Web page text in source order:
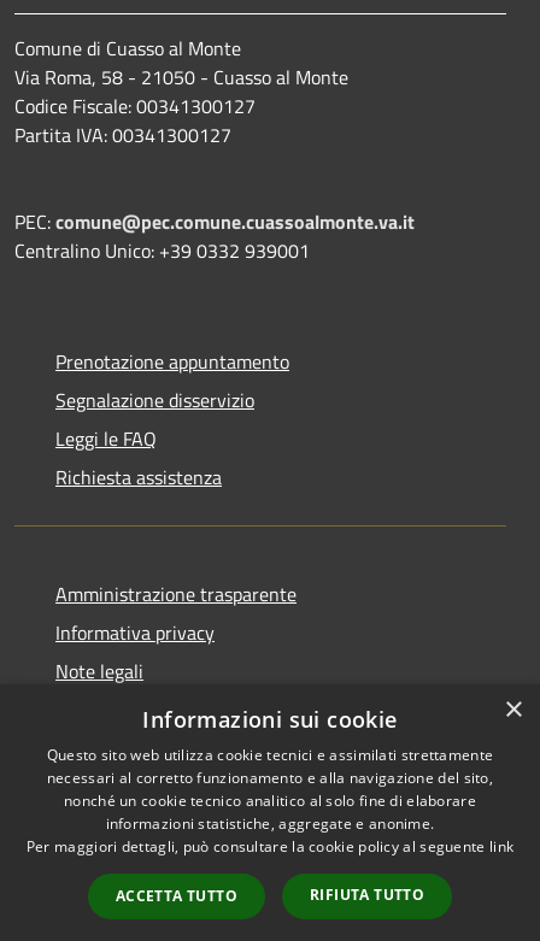
Comune di Cuasso al Monte
Via Roma, 58 - 21050 - Cuasso al Monte
Codice Fiscale: 00341300127
Partita IVA: 00341300127
PEC:comune@pec.comune.cuassoalmonte.va.it
Centralino Unico: +39 0332 939001
Prenotazione appuntamento
Segnalazione disservizio
Leggi le FAQ
Richiesta assistenza
Amministrazione trasparente
Informativa privacy
Note legali
Dichiarazione di accessibilità
Accessibilità
Copyright © 2026 • Comune di
Cuasso al Monte • Powered by
Municipium•
Accesso
redazione
×
Informazioni sui cookie
Questo sito web utilizza cookie tecnici e assimilati strettamente
necessari al corretto funzionamento e alla navigazione del sito,
nonché un cookie tecnico analitico al solo fine di elaborare
informazioni statistiche, aggregate e anonime.
Per maggiori dettagli, può consultare la cookie policy al seguente link
ACCETTA TUTTO RIFIUTA TUTTO